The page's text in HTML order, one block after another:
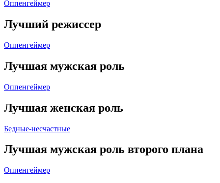
Оппенгеймер
Лучший режиссер
Оппенгеймер
Лучшая мужская роль
Оппенгеймер
Лучшая женская роль
Бедные-несчастные
Лучшая мужская роль второго плана
Оппенгеймер